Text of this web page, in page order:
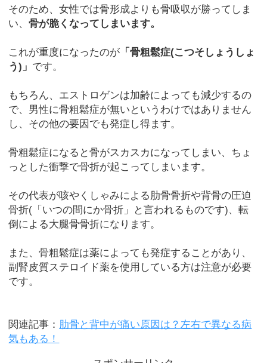
そのため、女性では骨形成よりも骨吸収が勝ってしま
い、骨が脆くなってしまいます。
これが重度になったのが 「骨粗鬆症(こつそしょうしょ
う)」 です。
もちろん、エストロゲンは加齢によっても減少するの
で、男性に骨粗鬆症が無いというわけではありません
し、その他の要因でも発症し得ます。
骨粗鬆症になると骨がスカスカになってしまい、ちょ
っとした衝撃で骨折が起こってしまいます。
その代表が咳やくしゃみによる肋骨骨折や背骨の圧迫
骨折(「いつの間にか骨折」と言われるものです)、転
倒による大腿骨骨折になります。
また、骨粗鬆症は薬によっても発症することがあり、
副腎皮質ステロイド薬を使用している方は注意が必要
です。
関連記事： 肋骨と背中が痛い原因は？左右で異なる病
気もある！